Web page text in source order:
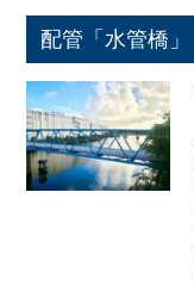
配管「水管橋」